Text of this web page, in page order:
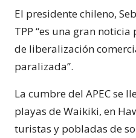
El presidente chileno,
TPP “es una gran
de liberalización
paralizada”.
La cumbre del APEC se
playas de Waikiki, en
turistas y pobladas de